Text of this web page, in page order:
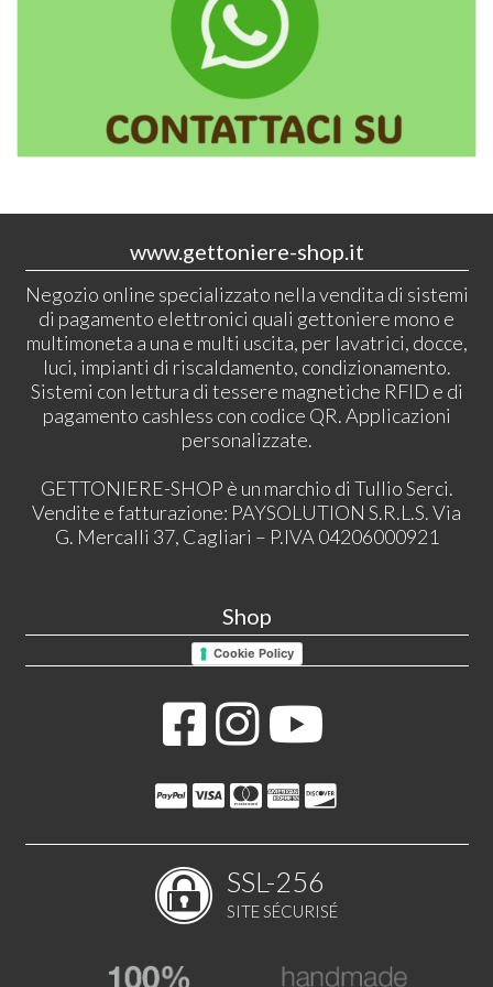
www.gettoniere-shop.it
Negozio online specializzato nella vendita di sistemi
di pagamento elettronici quali gettoniere mono e
multimoneta a una e multi uscita, per lavatrici, docce,
luci, impianti di riscaldamento, condizionamento.
Sistemi con lettura di tessere magnetiche RFID e di
pagamento cashless con codice QR. Applicazioni
personalizzate.
GETTONIERE-SHOP è un marchio di Tullio Serci.
Vendite e fatturazione: PAYSOLUTION S.R.L.S. Via
G. Mercalli 37, Cagliari – P.IVA 04206000921
Shop
Cookie Policy
SSL-256
SITE SÉCURISÉ